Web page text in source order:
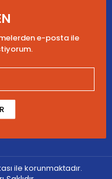
e-posta ile
ile korunmaktadır.